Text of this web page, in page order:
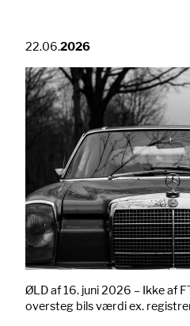
22.06.2026
ØLD af 16. juni 2026 – Ikke af
oversteg bils værdi ex.